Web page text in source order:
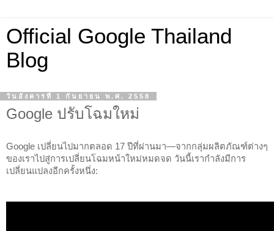
Official Google Thailand
Blog
วันอังคารที่ 1 กันยายน พ.ศ. 2558
Google ปรับโฉมใหม่
Google เปลี่ยนไปมากตลอด 17 ปีที่ผ่านมา—จากกลุ่มผลิตภัณฑ์ต่างๆ
ของเราไปสู่การเปลี่ยนโฉมหน้าใหม่หมดจด วันนี้เรากำลังมีการ
เปลี่ยนแปลงอีกครั้งหนึ่ง: